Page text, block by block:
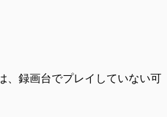
、録画台でプレイしていない可